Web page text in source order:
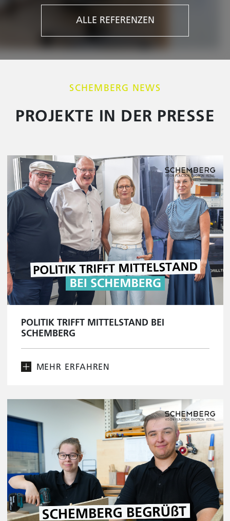
ALLE REFERENZEN
SCHEMBERG NEWS
PROJEKTE IN DER PRESSE
POLITIK TRIFFT MITTELSTAND BEI
SCHEMBERG
MEHR ERFAHREN